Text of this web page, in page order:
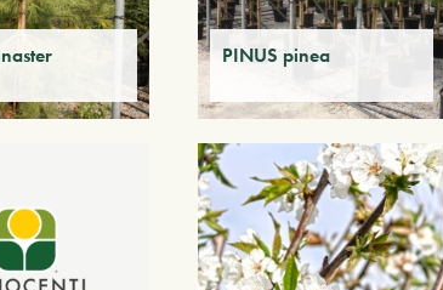
PINUS pinea